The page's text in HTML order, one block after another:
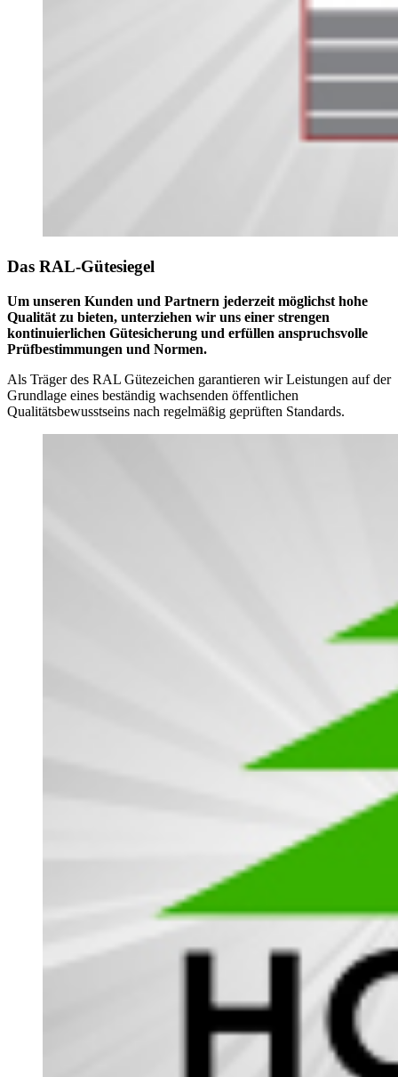
Das RAL-Gütesiegel
Um unseren Kunden und Partnern jederzeit möglichst hohe
Qualität zu bieten, unterziehen wir uns einer strengen
kontinuierlichen Gütesicherung und erfüllen anspruchsvolle
Prüfbestimmungen und Normen.
Als Träger des RAL Gütezeichen garantieren wir Leistungen auf der
Grundlage eines beständig wachsenden öffentlichen
Qualitätsbewusstseins nach regelmäßig geprüften Standards.